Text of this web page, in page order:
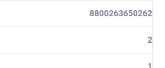
8800263650262
2
1